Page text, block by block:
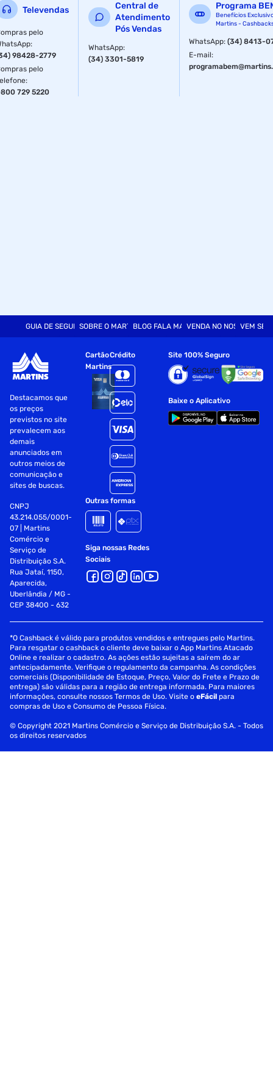
Televendas
pelo
:
98428-2779
pelo
:
729 5220
Central de
Atendimento
Pós Vendas
WhatsApp:
(34) 3301-5819
Programa
Benefícios
Martins -
WhatsApp:(34) 8413-
E-mail:
GUIA DE SEGURANÇASOBRE O MARTINSBLOG FALA MARTVENDA NO NOSSO SITE
VEM SER
Destacamos que
os preços
previstos no site
prevalecem aos
demais
anunciados em
outros meios de
comunicação e
sites de buscas.
CNPJ
43.214.055/0001-
07 | Martins
Comércio e
Serviço de
Distribuição S.A.
Rua Jataí, 1150,
Aparecida,
Uberlândia / MG -
CEP 38400 - 632
Cartão
Martins
Crédito
Outras formas
Siga nossas Redes
Sociais
Site 100% Seguro
Baixe o Aplicativo
*O Cashback é válido para produtos vendidos e entregues pelo Martins.
Para resgatar o cashback o cliente deve baixar o App Martins Atacado
Online e realizar o cadastro. As ações estão sujeitas a saírem do ar
antecipadamente. Verifique o regulamento da campanha. As condições
comerciais (Disponibilidade de Estoque, Preço, Valor do Frete e Prazo de
entrega) são válidas para a região de entrega informada. Para maiores
informações, consulte nossos Termos de Uso. Visite oeFácil para
compras de Uso e Consumo de Pessoa Física.
© Copyright 2021 Martins Comércio e Serviço de Distribuição S.A. - Todos
os direitos reservados